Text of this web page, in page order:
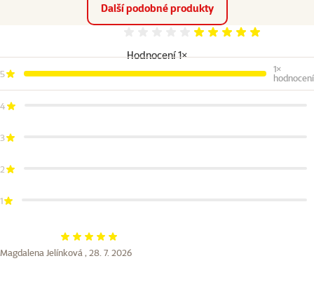
Další podobné produkty
Hodnocení 1×
Hodnocení 100%
5
1×
hodnocení
4
3
2
1
Hodnocení 100%
Magdalena Jelínková , 28. 7. 2026